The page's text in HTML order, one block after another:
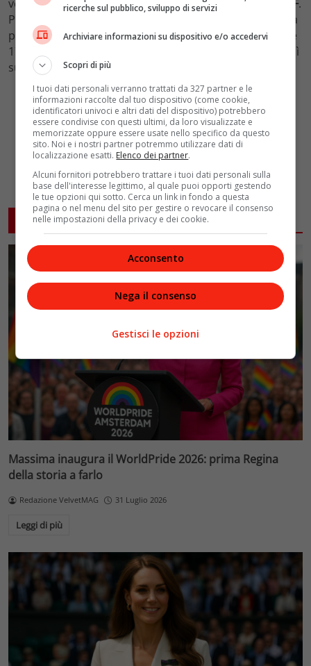
versoBuckinghamPalacea bordo di unaereo della RAF.
Prima dei funerali, previsti per il
, riposerà
per quattro giorni allaWestminster Halldi Londra dalle
17:00 di mercoledì 14 settembre fino alle 6:30 del lunedì
successivo.
ARTICOLI CORRELATI
Massima inaugura il WorldPride 2026: prima Regina
della storia a farlo
Redazione VelvetMAG 31 Luglio 2026
Leggi di più
ricerche sul pubblico, sviluppo di servizi
Archiviare informazioni su dispositivo e/o accedervi
Scopri di più
I tuoi dati personali verranno trattati da 327 partner e le
informazioni raccolte dal tuo dispositivo (come cookie,
identificatori univoci e altri dati del dispositivo) potrebbero
essere condivise con questi ultimi, da loro visualizzate e
memorizzate oppure essere usate nello specifico da questo
sito. Noi e i nostri partner potremmo utilizzare dati di
localizzazione esatti. Elenco dei partner.
Alcuni fornitori potrebbero trattare i tuoi dati personali sulla
base dell'interesse legittimo, al quale puoi opporti gestendo
le tue opzioni qui sotto. Cerca un link in fondo a questa
pagina o nel menu del sito per gestire o revocare il consenso
nelle impostazioni della privacy e dei cookie.
Acconsento
Nega il consenso
Gestisci le opzioni